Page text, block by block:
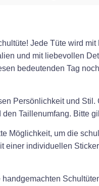
Jede Tüte wird
und mit liebevollen
bedeutenden Tag
Persönlichkeit und
Taillenumfang. Bitte
Möglichkeit, um die
individuellen